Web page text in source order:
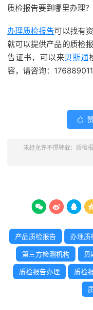
质检报告要到哪里办理？
办理质检报告可以找有
就可以提供产品的质检
告证书，可以来贝斯通
容，请咨询：

未经允许不得转载： 质检
  
产品质检报告 办理质
第三方检测机构 贝
质检报告办理 质检